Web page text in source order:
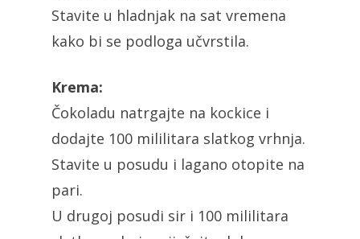
Stavite u hladnjak na sat vremena
kako bi se podloga učvrstila.
Krema:
Čokoladu natrgajte na kockice i
dodajte 100 mililitara slatkog vrhnja.
Stavite u posudu i lagano otopite na
pari.
U drugoj posudi sir i 100 mililitara